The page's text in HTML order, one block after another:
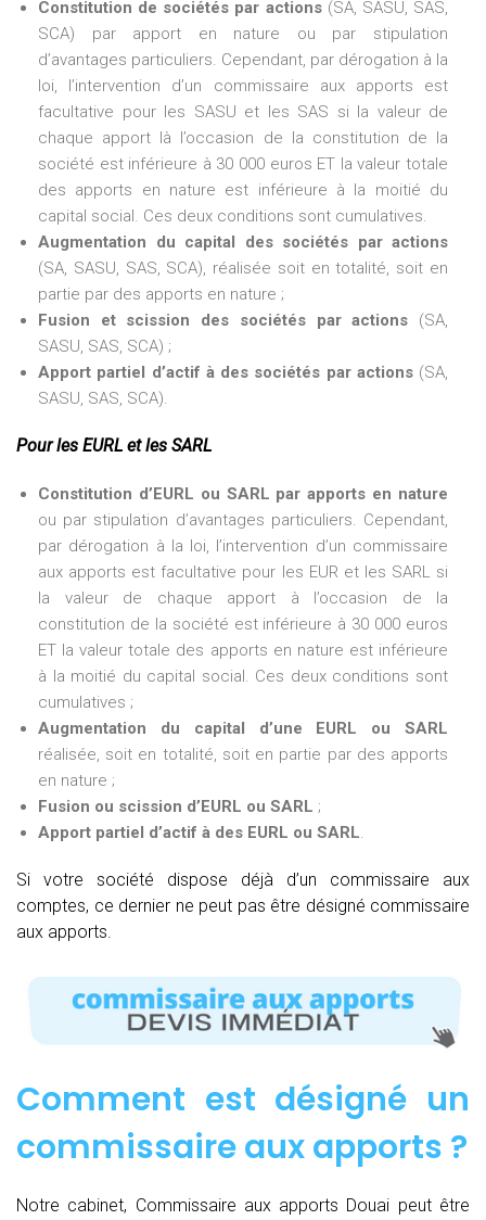
Constitution de sociétés par actions(SA, SASU, SAS,
SCA) par apport en nature ou par stipulation
d’avantages particuliers. Cependant, par dérogation à la
loi, l’intervention d’un commissaire aux apports est
facultative pour les SASU et les SAS si la valeur de
chaque apport là l’occasion de la constitution de la
société est inférieure à 30 000 euros ET la valeur totale
des apports en nature est inférieure à la moitié du
capital social. Ces deux conditions sont cumulatives.
Augmentation du capital des sociétés par actions
(SA, SASU, SAS, SCA), réalisée soit en totalité, soit en
partie par des apports en nature ;
Fusion et scission des sociétés par actions (SA,
SASU, SAS, SCA) ;
Apport partiel d’actif à des sociétés par actions(SA,
SASU, SAS, SCA).
Pour les EURL et les SARL
Constitution d’EURL ou SARL par apports en nature
ou par stipulation d’avantages particuliers. Cependant,
par dérogation à la loi, l’intervention d’un commissaire
aux apports est facultative pour les EUR et les SARL si
la valeur de chaque apport à l’occasion de la
constitution de la société est inférieure à 30 000 euros
ET la valeur totale des apports en nature est inférieure
à la moitié du capital social. Ces deux conditions sont
cumulatives ;
Augmentation du capital d’une EURL ou SARL
réalisée, soit en totalité, soit en partie par des apports
en nature ;
Fusion ou scission d’EURL ou SARL ;
Apport partiel d’actif à des EURL ou SARL.
Si votre société dispose déjà d’un commissaire aux
comptes, ce dernier ne peut pas être désigné commissaire
aux apports.
Comment est désigné un
commissaire aux apports ?
Notre cabinet, Commissaire aux apports Douai peut être